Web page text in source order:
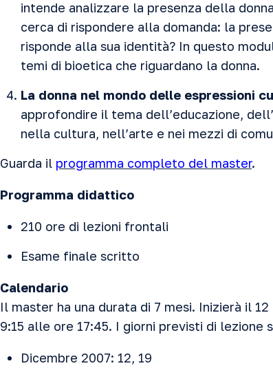
intende analizzare la presenza della
cerca di rispondere alla domanda: la
risponde alla sua identità? In questo
temi di bioetica che riguardano la donna.
La donna nel mondo delle espressioni
approfondire il tema dell’educazione,
nella cultura, nell’arte e nei mezzi di
Guarda il programma completo del master.
Programma didattico
210 ore di lezioni frontali
Esame finale scritto
Calendario
Il master ha una durata di 7 mesi. Inizierà il
9:15 alle ore 17:45. I giorni previsti di lezione
Dicembre 2007: 12, 19